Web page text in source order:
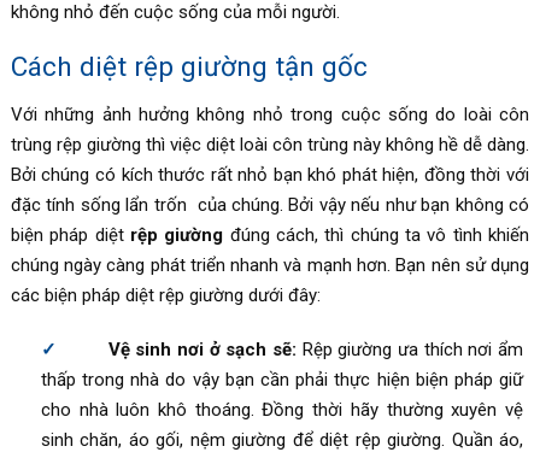
không nhỏ đến cuộc sống của mỗi người.
Cách diệt rệp giường tận gốc
Với những ảnh hưởng không nhỏ trong cuộc sống do loài côn
trùng rệp giường thì việc diệt loài côn trùng này không hề dễ dàng.
Bởi chúng có kích thước rất nhỏ bạn khó phát hiện, đồng thời với
đặc tính sống lẩn trốn của chúng. Bởi vậy nếu như bạn không có
biện pháp diệt rệp giường đúng cách, thì chúng ta vô tình khiến
chúng ngày càng phát triển nhanh và mạnh hơn. Bạn nên sử dụng
các biện pháp diệt rệp giường dưới đây:
Vệ sinh nơi ở sạch sẽ: Rệp giường ưa thích nơi ẩm
thấp trong nhà do vậy bạn cần phải thực hiện biện pháp giữ
cho nhà luôn khô thoáng. Đồng thời hãy thường xuyên vệ
sinh chăn, áo gối, nệm giường để diệt rệp giường. Quần áo,